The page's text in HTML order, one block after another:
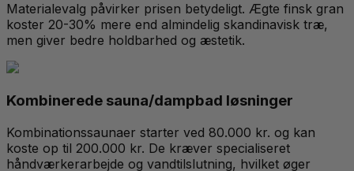
Materialevalg påvirker prisen betydeligt. Ægte finsk gran
koster 20-30% mere end almindelig skandinavisk træ,
men giver bedre holdbarhed og æstetik.
Kombinerede sauna/dampbad løsninger
Kombinationssaunaer starter ved 80.000 kr. og kan
koste op til 200.000 kr. De kræver specialiseret
håndværkerarbejde og vandtilslutning, hvilket øger